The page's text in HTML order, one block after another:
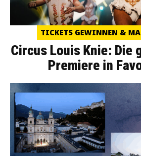
TICKETS GEWINNEN &
Circus Louis Knie: Die
Premiere in